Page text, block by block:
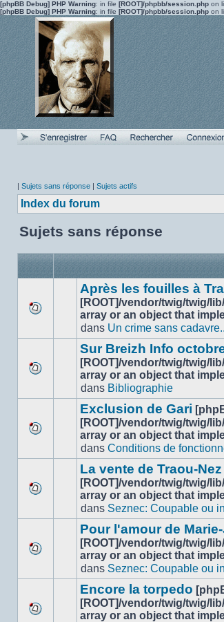
[phpBB Debug] PHP Warning: in file [ROOT]/phpbb/session.php on
[phpBB Debug] PHP Warning: in file [ROOT]/phpbb/session.php on
| Sujets sans réponse | Sujets actifs
Index du forum
Sujets sans réponse
nouveau
message
Après les fouilles à
[ROOT]/vendor/twig/twig/
array or an object that
dans Un crime sans
nouveau
message
Sur Breizh Info
[ROOT]/vendor/twig/twig/
array or an object that
dans Bibliographie
nouveau
message
Exclusion de Gari
[ROOT]/vendor/twig/twig/
array or an object that
dans Conditions de
nouveau
message
La vente de Traou-Nez
[ROOT]/vendor/twig/twig/
array or an object that
dans Seznec: Coupable ou
nouveau
message
Pour l'amour de
[ROOT]/vendor/twig/twig/
array or an object that
dans Seznec: Coupable ou
Encore la torpedo
[ROOT]/vendor/twig/twig/
array or an object that